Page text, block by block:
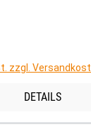
zzgl.
DETAILS